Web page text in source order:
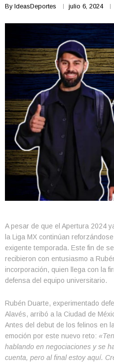
By IdeasDeportes julio 6, 2024
A pesar de que el Apertura 2024
la Liga MX continúan
exigente temporada. Este fin de
recibieron con entusiasmo a
incorporación, quien llega con la
defensa del equipo universitario.
Rubén Duarte, experimentado
Alavés, arribó a la Ciudad de
Antes del debut de los felinos en
emoción por este nuevo reto:
hablando en negociaciones y se
cuenta, pero al final estoy aquí.